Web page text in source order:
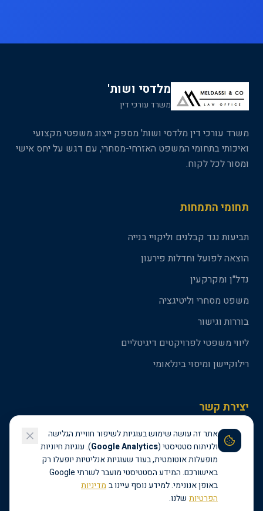
מלדסי ושות'
משרד עורכי דין
משרד עורכי דין מלדסי ושות' מספק ייצוג משפטי מקצועי
ואיכותי בתחומי המשפט האזרחי-מסחרי, עם דגש על יחס אישי
ומסור לכל לקוח.
תחומי התמחות
תביעות נגד קבלנים וליקויי בנייה
הוצאה לפועל וחדלות פירעון
נדל"ן ומקרקעין
משפט מסחרי וליטיגציה
בוררות וגישור
ליווי משפטי לפרויקטים דיגיטליים
רילוקיישן ומיסוי בינלאומי
יצירת קשר
09-3301500
amit@amitadv.com
אתר זה עושה שימוש בעוגיות לשיפור חוויית הגלישה
ולניתוח סטטיסטי (Google Analytics). עוגיות חיוניות
מופעלות אוטומטית, בעוד שעוגיות אנליטיות יופעלו רק
באישורכם. המידע הסטטיסטי מועבר לשרתי Google
באופן אנונימי. למידע נוסף עיינו ב מדיניות
הפרטיות שלנו.